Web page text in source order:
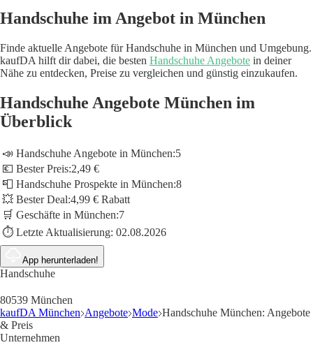
Handschuhe im Angebot in München
Finde aktuelle Angebote für Handschuhe in München und Umgebung.
kaufDA hilft dir dabei, die besten Handschuhe Angebote in deiner
Nähe zu entdecken, Preise zu vergleichen und günstig einzukaufen.
Handschuhe Angebote München im
Überblick
📣 Handschuhe Angebote in München:5
💶 Bester Preis:2,49 €
📮 Handschuhe Prospekte in München:8
💥 Bester Deal:4,99 € Rabatt
🛒 Geschäfte in München:7
⏱️ Letzte Aktualisierung: 02.08.2026
App herunterladen!
Handschuhe
80539 München
kaufDA München Angebote Mode Handschuhe München: Angebote
& Preis
Unternehmen